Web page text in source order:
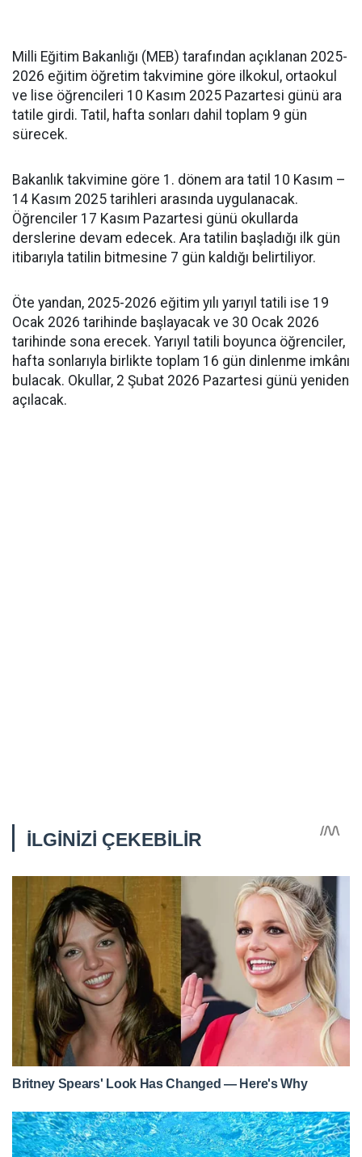
Milli Eğitim Bakanlığı (MEB) tarafından açıklanan 2025-
2026 eğitim öğretim takvimine göre ilkokul, ortaokul
ve lise öğrencileri 10 Kasım 2025 Pazartesi günü ara
tatile girdi. Tatil, hafta sonları dahil toplam 9 gün
sürecek.
Bakanlık takvimine göre 1. dönem ara tatil 10 Kasım –
14 Kasım 2025 tarihleri arasında uygulanacak.
Öğrenciler 17 Kasım Pazartesi günü okullarda
derslerine devam edecek. Ara tatilin başladığı ilk gün
itibarıyla tatilin bitmesine 7 gün kaldığı belirtiliyor.
Öte yandan, 2025-2026 eğitim yılı yarıyıl tatili ise 19
Ocak 2026 tarihinde başlayacak ve 30 Ocak 2026
tarihinde sona erecek. Yarıyıl tatili boyunca öğrenciler,
hafta sonlarıyla birlikte toplam 16 gün dinlenme imkânı
bulacak. Okullar, 2 Şubat 2026 Pazartesi günü yeniden
açılacak.